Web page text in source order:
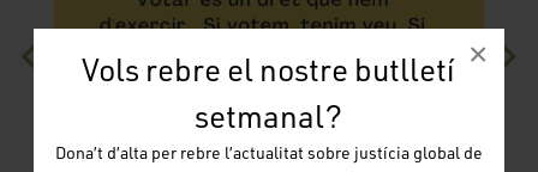
Vols rebre el nostre butlletí
setmanal?
Dona’t d’alta per rebre l’actualitat sobre justícia global de
×